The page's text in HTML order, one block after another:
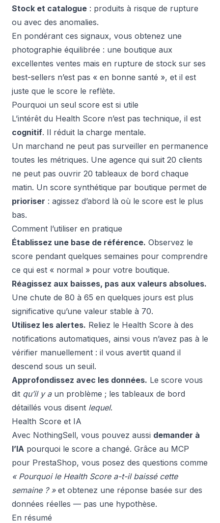
Stock et catalogue : produits à risque de rupture
ou avec des anomalies.
En pondérant ces signaux, vous obtenez une
photographie équilibrée : une boutique aux
excellentes ventes mais en rupture de stock sur ses
best-sellers n’est pas « en bonne santé », et il est
juste que le score le reflète.
Pourquoi un seul score est si utile
L’intérêt du Health Score n’est pas technique, il est
cognitif. Il réduit la charge mentale.
Un marchand ne peut pas surveiller en permanence
toutes les métriques. Une agence qui suit 20 clients
ne peut pas ouvrir 20 tableaux de bord chaque
matin. Un score synthétique par boutique permet de
prioriser : agissez d’abord là où le score est le plus
bas.
Comment l’utiliser en pratique
Établissez une base de référence. Observez le
score pendant quelques semaines pour comprendre
ce qui est « normal » pour votre boutique.
Réagissez aux baisses, pas aux valeurs absolues.
Une chute de 80 à 65 en quelques jours est plus
significative qu’une valeur stable à 70.
Utilisez les alertes. Reliez le Health Score à des
notifications automatiques, ainsi vous n’avez pas à le
vérifier manuellement : il vous avertit quand il
descend sous un seuil.
Approfondissez avec les données. Le score vous
dit qu’il y aun problème ; les tableaux de bord
détaillés vous disent lequel.
Health Score et IA
Avec NothingSell, vous pouvez aussi demander à
l’IA pourquoi le score a changé. Grâce au MCP
pour PrestaShop, vous posez des questions comme
« Pourquoi le Health Score a-t-il baissé cette
semaine ? »et obtenez une réponse basée sur des
données réelles — pas une hypothèse.
En résumé